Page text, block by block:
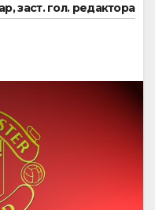
заст. гол. редактора